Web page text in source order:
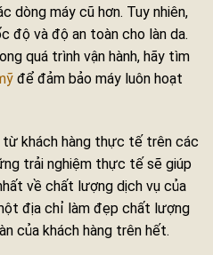
dòng máy cũ hơn. Tuy nhiên,
độ và độ an toàn cho làn da.
quá trình vận hành, hãy tìm
để đảm bảo máy luôn hoạt
từ khách hàng thực tế trên các
trải nghiệm thực tế sẽ giúp
về chất lượng dịch vụ của
địa chỉ làm đẹp chất lượng
của khách hàng trên hết.